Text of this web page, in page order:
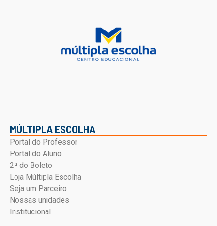
MÚLTIPLA ESCOLHA
Portal do Professor
Portal do Aluno
2ª do Boleto
Loja Múltipla Escolha
Seja um Parceiro
Nossas unidades
Institucional